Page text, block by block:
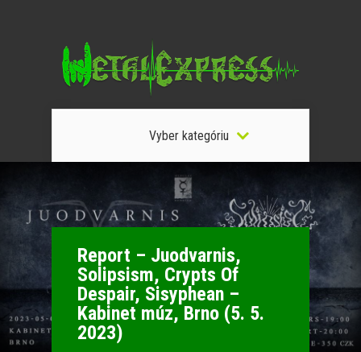
Vyber kategóriu
Report – Juodvarnis,
Solipsism, Crypts Of
Despair, Sisyphean –
Kabinet múz, Brno (5. 5.
2023)